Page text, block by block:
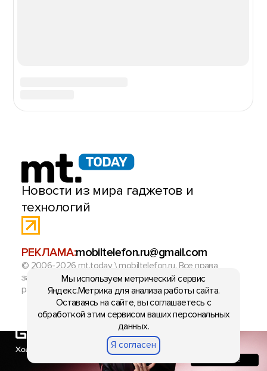
Мы используем метрический сервис
Яндекс.Метрика для анализа работы сайта.
Оставаясь на сайте, вы соглашаетесь с
обработкой этим сервисом ваших персональных
данных.
Я согласен